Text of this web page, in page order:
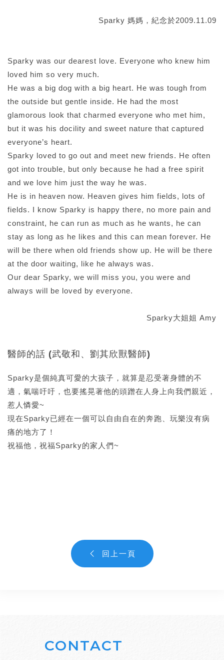
Sparky 媽媽，紀念於2009.11.09
Sparky was our dearest love. Everyone who knew him
loved him so very much.
He was a big dog with a big heart. He was tough from
the outside but gentle inside. He had the most
glamorous look that charmed everyone who met him,
but it was his docility and sweet nature that captured
everyone’s heart.
Sparky loved to go out and meet new friends. He often
got into trouble, but only because he had a free spirit
and we love him just the way he was.
He is in heaven now. Heaven gives him fields, lots of
fields. I know Sparky is happy there, no more pain and
constraint, he can run as much as he wants, he can
stay as long as he likes and this can mean forever. He
will be there when old friends show up. He will be there
at the door waiting, like he always was.
Our dear Sparky, we will miss you, you were and
always will be loved by everyone.
Sparky大姐姐 Amy
醫師的話 (武敬和、劉其欣獸醫師)
Sparky是個純真可愛的大孩子，就算是忍受著身體的不
適，氣喘吁吁，也要搖晃著他的頭蹭在人身上向我們親近，
惹人憐愛~
現在Sparky已經在一個可以自由自在的奔跑、玩樂沒有病
痛的地方了！
祝福他，祝福Sparky的家人們~
回上一頁
CONTACT